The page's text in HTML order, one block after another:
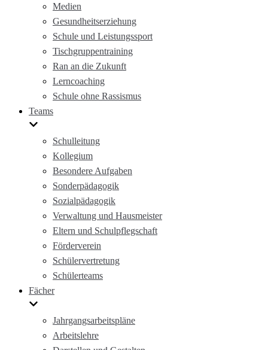
Medien
Gesundheitserziehung
Schule und Leistungssport
Tischgruppentraining
Ran an die Zukunft
Lerncoaching
Schule ohne Rassismus
Teams
Schulleitung
Kollegium
Besondere Aufgaben
Sonderpädagogik
Sozialpädagogik
Verwaltung und Hausmeister
Eltern und Schulpflegschaft
Förderverein
Schülervertretung
Schülerteams
Fächer
Jahrgangsarbeitspläne
Arbeitslehre